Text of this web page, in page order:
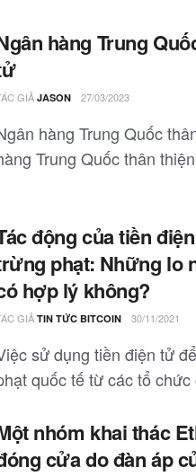
hàng Trung
GIẢJASON 27/03/2023
hàng Trung Quốc
Trung Quốc thân
động của tiền
phạt: Những lo
hợp lý không?
GIẢTIN TỨC BITCOIN 30/11/2021
sử dụng tiền điện tử
quốc tế từ các tổ chức
nhóm khai thác
cửa do đàn áp